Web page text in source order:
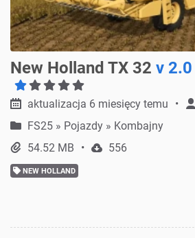
New Holland TX 32 v 2.0
aktualizacja 6 miesięcy temu
FS25 » Pojazdy » Kombajny
54.52 MB
556
NEW HOLLAND